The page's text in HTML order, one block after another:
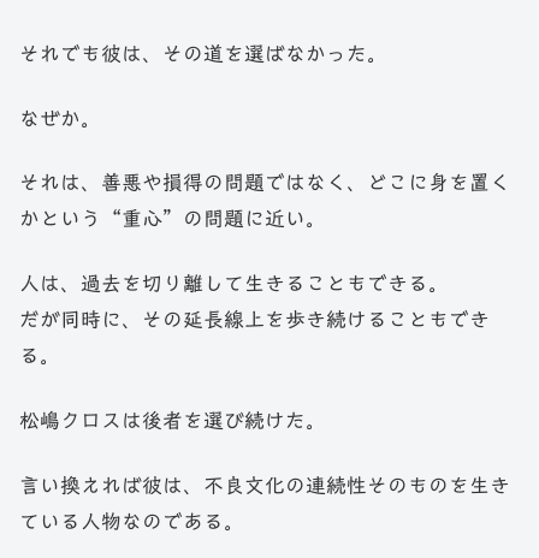
それでも彼は、その道を選ばなかった。
なぜか。
それは、善悪や損得の問題ではなく、どこに身を置く
かという“重心”の問題に近い。
人は、過去を切り離して生きることもできる。
だが同時に、その延長線上を歩き続けることもでき
る。
松嶋クロスは後者を選び続けた。
言い換えれば彼は、不良文化の連続性そのものを生き
ている人物なのである。